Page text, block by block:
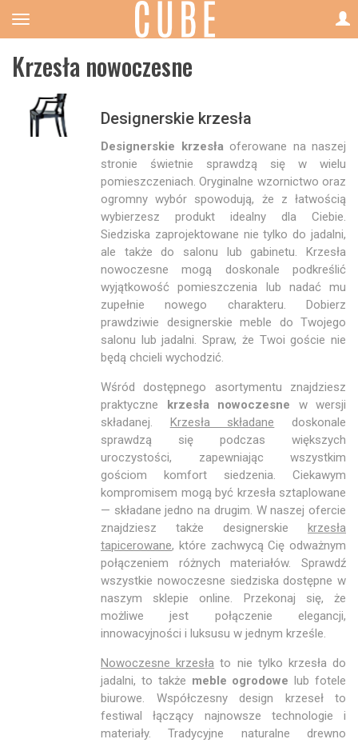
Krzesła nowoczesne
Designerskie krzesła
Designerskie krzesłaoferowane na naszej
stronie świetnie sprawdzą się w wielu
pomieszczeniach. Oryginalne wzornictwo oraz
ogromny wybór spowodują, że z łatwością
wybierzesz produkt idealny dla Ciebie.
Siedziska zaprojektowane nie tylko do jadalni,
ale także do salonu lub gabinetu. Krzesła
nowoczesne mogą doskonale podkreślić
wyjątkowość pomieszczenia lub nadać mu
zupełnie nowego charakteru. Dobierz
prawdziwie designerskie meble do Twojego
salonu lub jadalni. Spraw, że Twoi goście nie
będą chcieli wychodzić.
Wśród dostępnego asortymentu znajdziesz
praktyczne krzesła nowoczesne w wersji
składanej. Krzesła składane doskonale
sprawdzą się podczas większych
uroczystości, zapewniając wszystkim
gościom komfort siedzenia. Ciekawym
kompromisem mogą być krzesła sztaplowane
— składane jedno na drugim. W naszej ofercie
znajdziesz także designerskie krzesła
tapicerowane, które zachwycą Cię odważnym
połączeniem różnych materiałów. Sprawdź
wszystkie nowoczesne siedziska dostępne w
naszym sklepie online. Przekonaj się, że
możliwe jest połączenie elegancji,
innowacyjności i luksusu w jednym krześle.
Nowoczesne krzesła to nie tylko krzesła do
jadalni, to także meble ogrodowe lub fotele
biurowe. Współczesny design krzeseł to
festiwal łączący najnowsze technologie i
materiały. Tradycyjne naturalne drewno